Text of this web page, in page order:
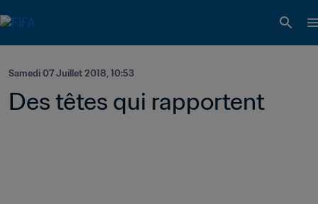
Samedi 07 Juillet 2018, 10:53
Des têtes qui rapportent